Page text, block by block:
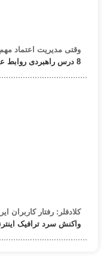
وقتی مدیریت اعتماد
8 درس راهبردی روابط عمومی از بحران‌های ۲۰۲۵
کلادفلر: رفتار کاربران
واکنش سرد ترافیک